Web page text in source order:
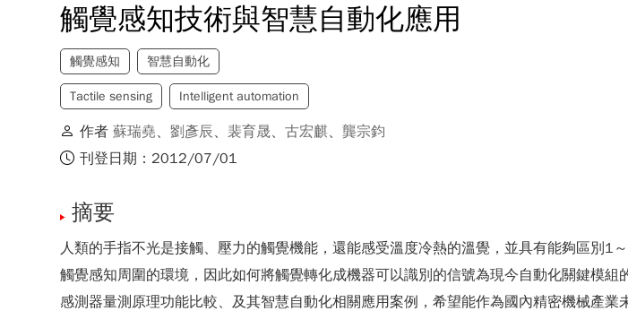
觸覺感知技術與智慧自動化應用
觸覺感知 智慧自動化
Tactile sensing Intelligent automation
作者蘇瑞堯、劉彥辰、裴育晟、古宏麒、龔宗鈞
刊登日期：2012/07/01
摘要
人類的手指不光是接觸、壓力的觸覺機能，還能感受溫度冷熱的溫覺，並具有能夠區別
觸覺感知周圍的環境，因此如何將觸覺轉化成機器可以識別的信號為現今自動化關鍵模
感測器量測原理功能比較、及其智慧自動化相關應用案例，希望能作為國內精密機械產業